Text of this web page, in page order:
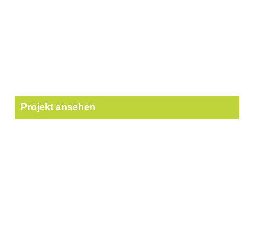
Projekt ansehen